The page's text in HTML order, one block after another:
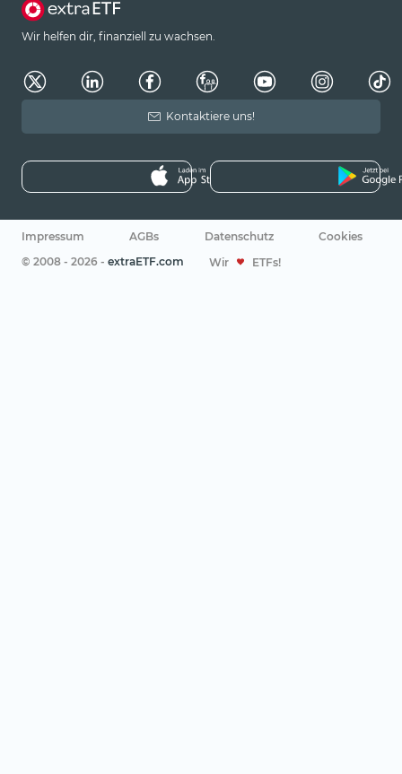
Wir helfen dir, finanziell zu wachsen.
Kontaktiere uns!
Impressum AGBs Datenschutz
Cookies
© 2008 - 2026 - extraETF.com Wir ETFs!